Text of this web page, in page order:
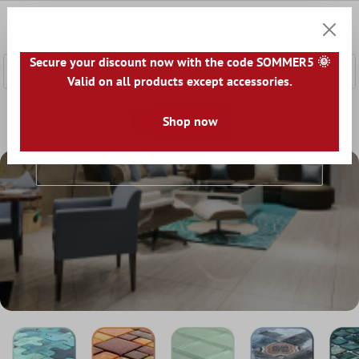
Stakleni Mozaik
Stakleni Mozaik
Secure your discount now with the code SOMMER5 🌞
Valid on all products except accessories.
Shop now